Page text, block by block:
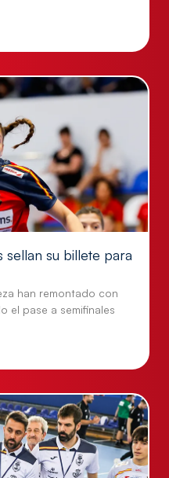
sellan su billete para
han remontado con
el pase a semifinales